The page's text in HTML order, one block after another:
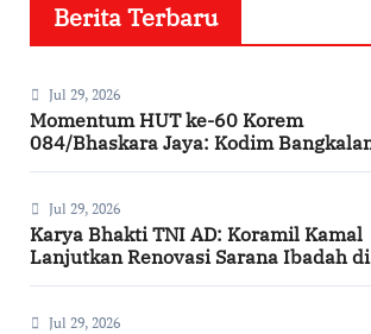
Berita Terbaru
Jul 29, 2026
Momentum HUT ke-60 Korem
084/Bhaskara Jaya: Kodim
Jul 29, 2026
Karya Bhakti TNI AD: Koramil Kamal
Lanjutkan Renovasi Sarana Ibadah di
Jul 29, 2026